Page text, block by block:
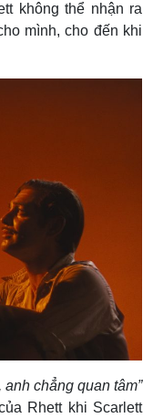
không thể nhận ra
mình, cho đến khi
anh chẳng quan tâm”
Rhett khi Scarlett